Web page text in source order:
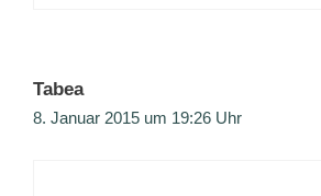
Tabea
8. Januar 2015 um 19:26 Uhr